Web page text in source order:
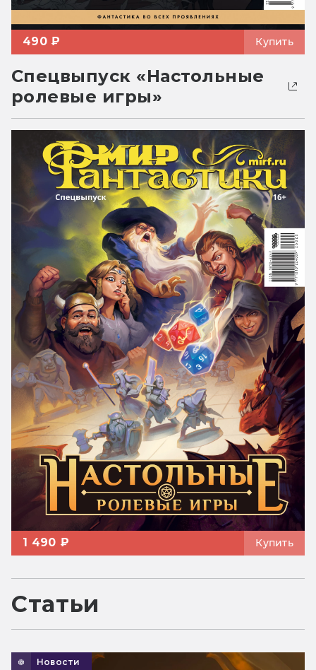
490 ₽ Купить
Спецвыпуск «Настольные
ролевые игры»
1 490 ₽ Купить
Статьи
Новости